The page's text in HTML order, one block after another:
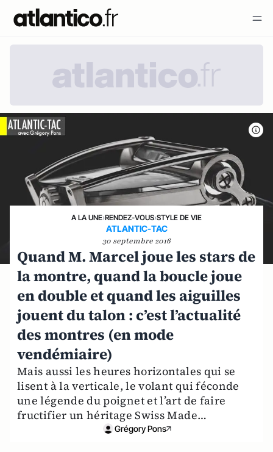
A LA UNE›RENDEZ-VOUS›STYLE DE VIE
ATLANTIC-TAC
30 septembre 2016
Quand M. Marcel joue les stars de
la montre, quand la boucle joue
en double et quand les aiguilles
jouent du talon : c’est l’actualité
des montres (en mode
vendémiaire)
Mais aussi les heures horizontales qui se
lisent à la verticale, le volant qui féconde
une légende du poignet et l’art de faire
fructifier un héritage Swiss Made…
Grégory Pons